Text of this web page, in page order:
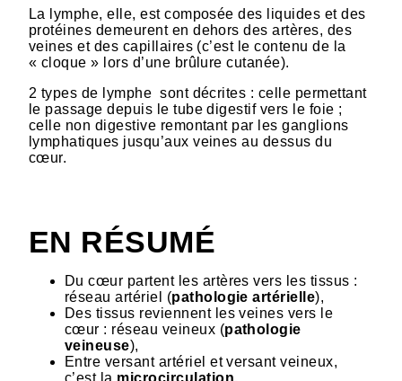
La lymphe, elle, est composée des liquides et des
protéines demeurent en dehors des artères, des
veines et des capillaires (c’est le contenu de la
« cloque » lors d’une brûlure cutanée).
2 types de lymphe sont décrites : celle permettant
le passage depuis le tube digestif vers le foie ;
celle non digestive remontant par les ganglions
lymphatiques jusqu’aux veines au dessus du
cœur.
EN RÉSUMÉ
Du cœur partent les artères vers les tissus :
réseau artériel (pathologie artérielle),
Des tissus reviennent les veines vers le
cœur : réseau veineux (pathologie
veineuse),
Entre versant artériel et versant veineux,